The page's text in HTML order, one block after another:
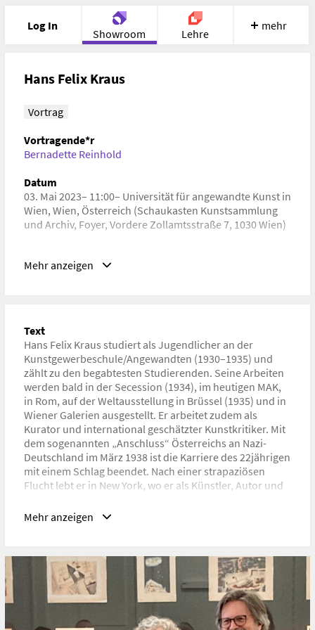
Log In
Showroom Lehre
Portfolio
mehr
Hans Felix Kraus
Vortrag
Vortragende*r
Bernadette Reinhold
Datum
03. Mai 2023– 11:00– Universität für angewandte Kunst in
Wien, Wien, Österreich (Schaukasten Kunstsammlung
und Archiv, Foyer, Vordere Zollamtsstraße 7, 1030 Wien)
Kunstgeschichte, Zeitgeschichte
Mehr anzeigen
Text
Hans Felix Kraus studiert als Jugendlicher an der
Kunstgewerbeschule/Angewandten (1930–1935) und
zählt zu den begabtesten Studierenden. Seine Arbeiten
werden bald in der Secession (1934), im heutigen MAK,
in Rom, auf der Weltausstellung in Brüssel (1935) und in
Wiener Galerien ausgestellt. Er arbeitet zudem als
Kurator und international geschätzter Kunstkritiker. Mit
dem sogenannten „Anschluss“ Österreichs an Nazi-
Deutschland im März 1938 ist die Karriere des 22jährigen
mit einem Schlag beendet. Nach einer strapaziösen
Flucht lebt er in New York, wo er als Künstler, Autor und
völlig unbekannt – der Stachel des Vergessens sitzt tief.
de Tarascon (1872), in der Wiener Secession 1934
ausgestellt, offenbaren eine einzigartige, witzig-
fantasievolle Bildsprache und raffinierte Abstrahierung
des Figurativen. Vor dem Hintergrund der Ausschaltung
des Parlaments 1933, den blutigen Februarkämpfen
1934 und dem Führerkult um Engelbert Dollfuß widmet
Mehr anzeigen